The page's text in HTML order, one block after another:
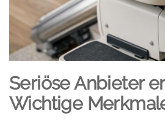
Seriöse Anbieter
Wichtige